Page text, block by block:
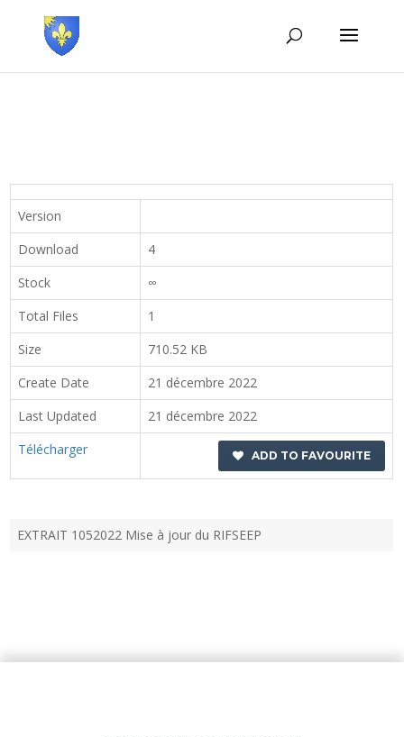
Version
Download
4
Stock
∞
Total Files
1
Size
710.52 KB
Create Date
21 décembre 2022
Last Updated
21 décembre 2022
Télécharger
ADD TO FAVOURITE
EXTRAIT 1052022 Mise à jour du RIFSEEP